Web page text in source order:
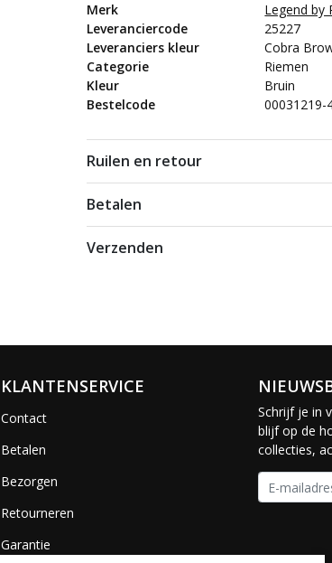
Merk
Legend by
Leveranciercode
25227
Leveranciers kleur
Cobra
Categorie
Riemen
Kleur
Bruin
Bestelcode
00031219-
Ruilen en retour
Betalen
Verzenden
KLANTENSERVICE
Contact
Betalen
Bezorgen
Retourneren
Garantie
Schrijf je in
blijf op de
collecties,